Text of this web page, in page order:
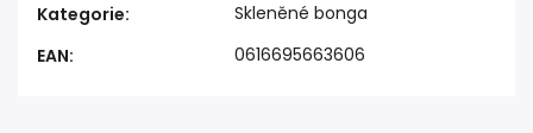
Kategorie:
Skleněné bonga
EAN: 0616695663606